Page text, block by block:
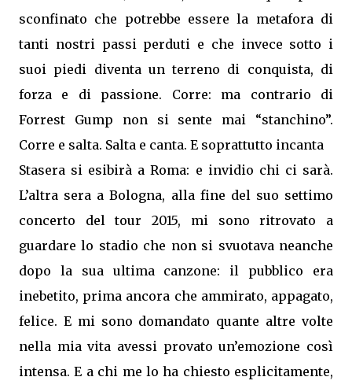
sconfinato che potrebbe essere la metafora di
tanti nostri passi perduti e che invece sotto i
suoi piedi diventa un terreno di conquista, di
forza e di passione. Corre: ma contrario di
Forrest Gump non si sente mai “stanchino”.
Corre e salta. Salta e canta. E soprattutto incanta
Stasera si esibirà a Roma: e invidio chi ci sarà.
L’altra sera a Bologna, alla fine del suo settimo
concerto del tour 2015, mi sono ritrovato a
guardare lo stadio che non si svuotava neanche
dopo la sua ultima canzone: il pubblico era
inebetito, prima ancora che ammirato, appagato,
felice. E mi sono domandato quante altre volte
nella mia vita avessi provato un’emozione così
intensa. E a chi me lo ha chiesto esplicitamente,